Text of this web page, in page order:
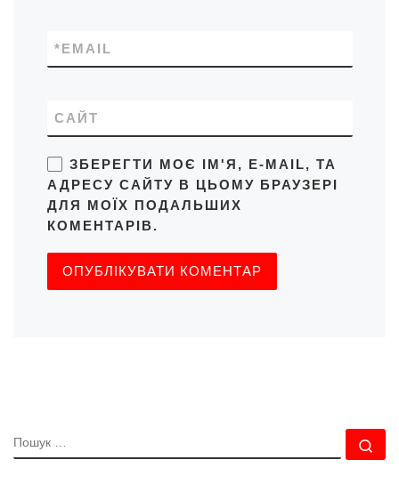
EMAIL
*
САЙТ
ЗБЕРЕГТИ МОЄ ІМ'Я, E-MAIL, ТА
АДРЕСУ САЙТУ В ЦЬОМУ БРАУЗЕРІ
ДЛЯ МОЇХ ПОДАЛЬШИХ
КОМЕНТАРІВ.
ПОШУК